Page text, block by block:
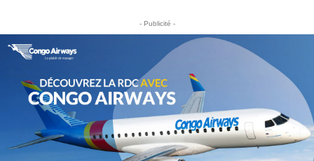
- Publicité -